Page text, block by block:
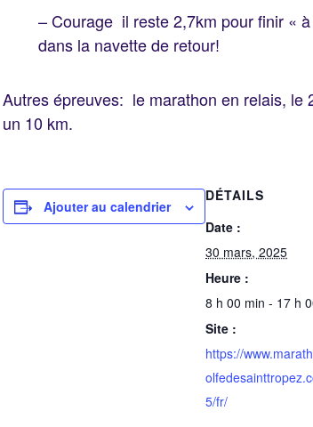
– Courage il reste 2,7km pour finir «
dans la navette de retour!
Autres épreuves: le marathon en relais, le
un 10 km.
Ajouter au calendrier
DÉTAILS
Date :
30 mars, 2025
Heure :
8 h 00 min - 17 h
Site :
https://
5/fr/